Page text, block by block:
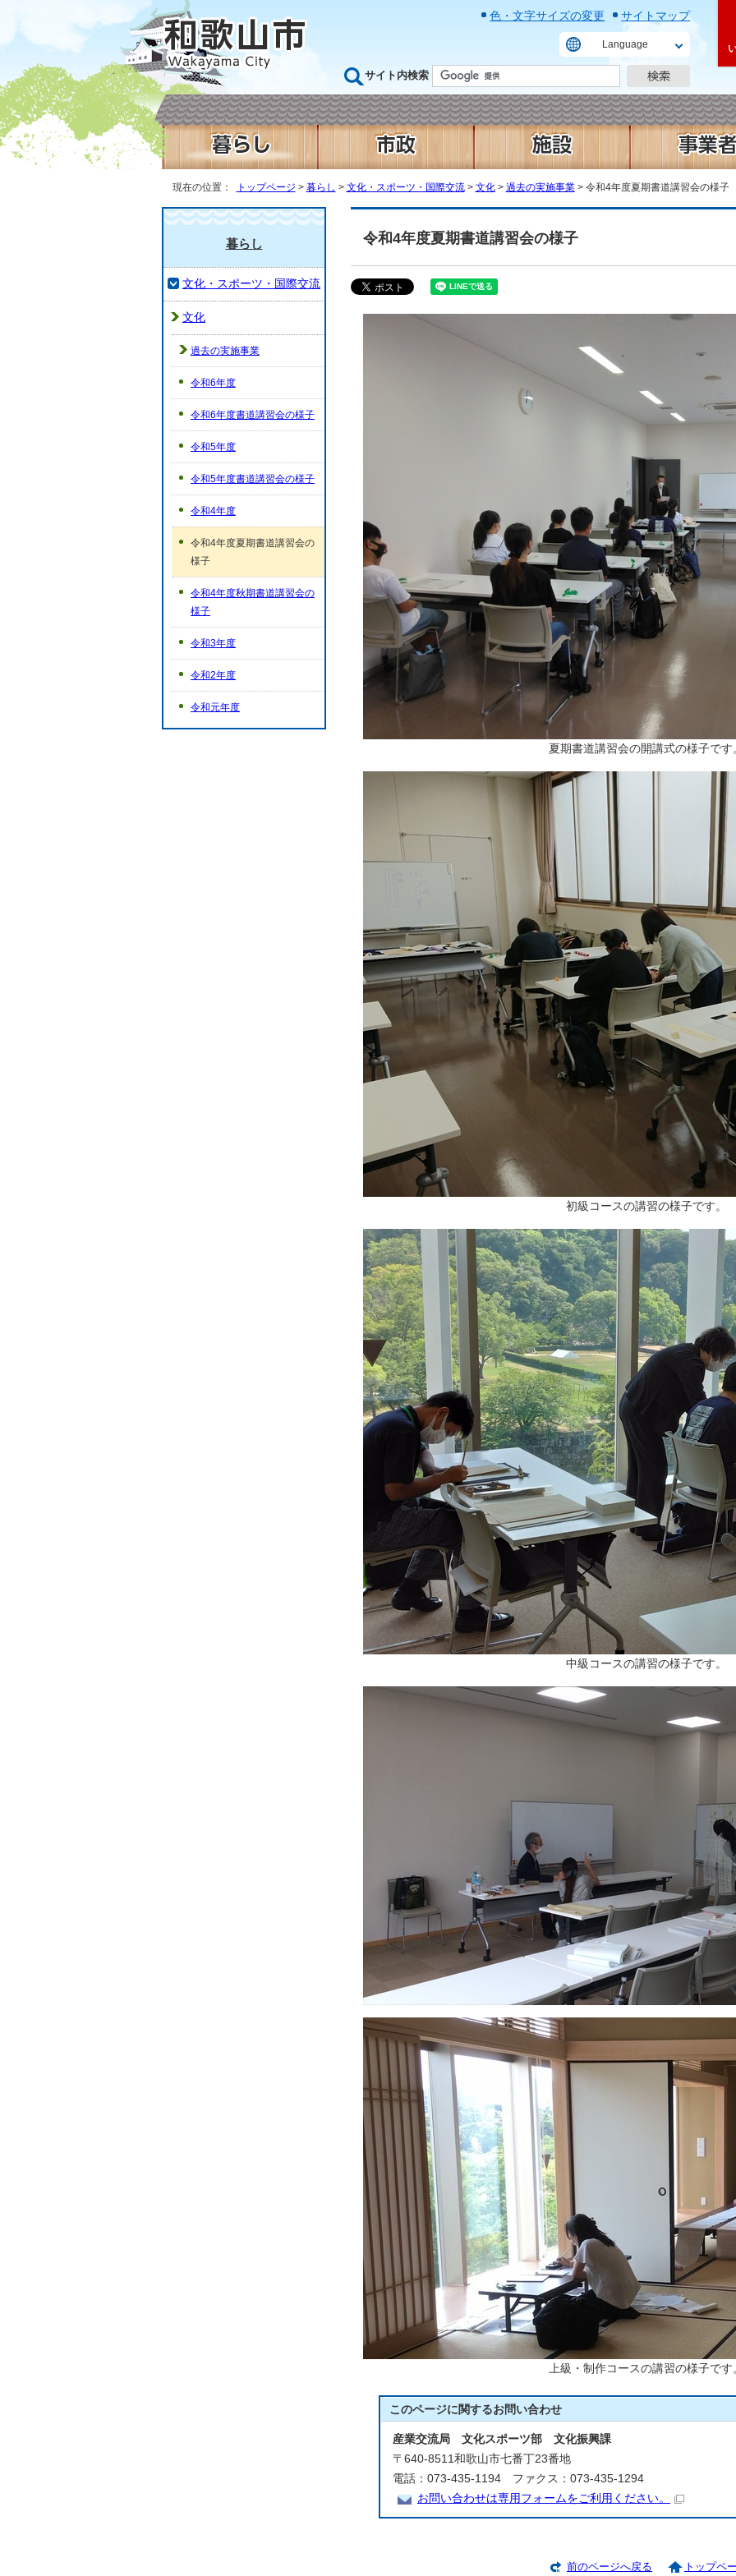
色・文字サイズの変更 サイトマップ
Language
サイト内検索
現在の位置： トップページ > 暮らし > 文化・スポーツ・国際交流> 文化> 過去の実施事業> 令和4年度夏期書道講習会の様子
令和4年度夏期書道講習会の様子
夏期書道講習会の開講式の様子です
初級コースの講習の様子です。
中級コースの講習の様子です。
上級・制作コースの講習の様子です
このページに関するお問い合わせ
産業交流局 文化スポーツ部 文化振興課
〒640-8511和歌山市七番丁23番地
電話：073-435-1194 ファクス：073-435-1294
お問い合わせは専用フォームをご利用ください。
暮らし
文化・スポーツ・国際交流
文化
過去の実施事業
令和6年度
令和6年度書道講習会の様子
令和5年度
令和5年度書道講習会の様子
令和4年度
令和4年度夏期書道講習会の
様子
令和4年度秋期書道講習会の
様子
令和3年度
令和2年度
令和元年度
前のページへ戻る トップペ